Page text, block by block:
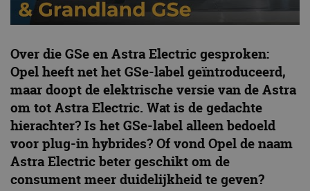
Over die GSe en Astra Electric gesproken:
Opel heeft net het GSe-label geïntroduceerd,
maar doopt de elektrische versie van de Astra
om tot Astra Electric. Wat is de gedachte
hierachter? Is het GSe-label alleen bedoeld
voor plug-in hybrides? Of vond Opel de naam
Astra Electric beter geschikt om de
consument meer duidelijkheid te geven?